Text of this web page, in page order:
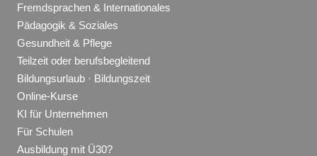
Fremdsprachen & Internationales
Pädagogik & Soziales
Gesundheit & Pflege
Teilzeit oder berufsbegleitend
Bildungsurlaub · Bildungszeit
Online-Kurse
KI für Unternehmen
Für Schulen
Ausbildung mit Ü30?